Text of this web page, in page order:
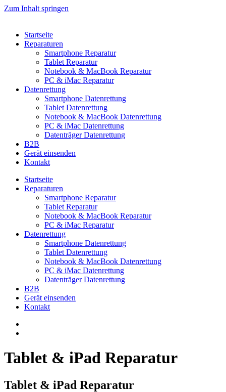
Zum Inhalt springen
Startseite
Reparaturen
Smartphone Reparatur
Tablet Reparatur
Notebook & MacBook Reparatur
PC & iMac Reparatur
Datenrettung
Smartphone Datenrettung
Tablet Datenrettung
Notebook & MacBook Datenrettung
PC & iMac Datenrettung
Datenträger Datenrettung
B2B
Gerät einsenden
Kontakt
Startseite
Reparaturen
Smartphone Reparatur
Tablet Reparatur
Notebook & MacBook Reparatur
PC & iMac Reparatur
Datenrettung
Smartphone Datenrettung
Tablet Datenrettung
Notebook & MacBook Datenrettung
PC & iMac Datenrettung
Datenträger Datenrettung
B2B
Gerät einsenden
Kontakt
Tablet & iPad Reparatur
Tablet & iPad Reparatur